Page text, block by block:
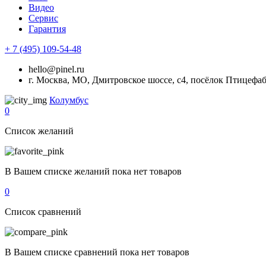
Видео
Сервис
Гарантия
+ 7 (495) 109-54-48
hello@pinel.ru
г. Москва, МО, Дмитровское шоссе, с4, посёлок
Колумбус
0
Список желаний
В Вашем списке желаний пока нет товаров
0
Список сравнений
В Вашем списке сравнений пока нет товаров